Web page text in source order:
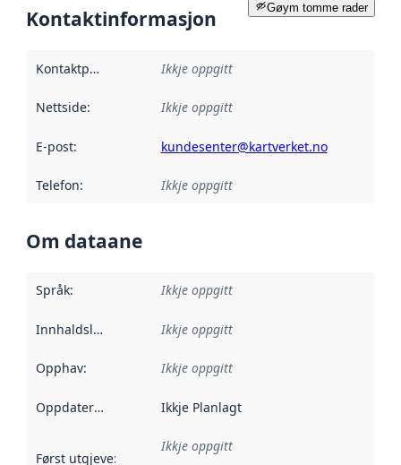
Gøym tomme rader
Kontaktinformasjon
Kontaktpunkt Ikkje oppgitt
Nettside: Ikkje oppgitt
E-post: kundesenter@kartverket.no
Telefon: Ikkje oppgitt
Om dataane
Språk: Ikkje oppgitt
Innhaldsleverandørar :
Ikkje oppgitt
Opphav: Ikkje oppgitt
Oppdateringsfrekvens :
Ikkje Planlagt
Først utgjeve: Denne datoen seier når dataa i dette
Ikkje oppgitt